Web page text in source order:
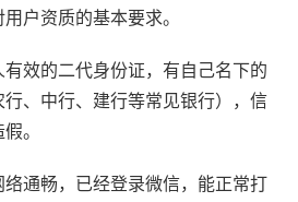
户资质的基本要求。
效的二代身份证，有自己名下的
、中行、建行等常见银行），信
。
通畅，已经登录微信，能正常打